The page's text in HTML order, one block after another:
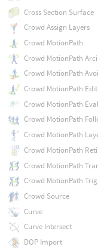
Cross Section Surface
Crowd Assign Layers
Crowd MotionPath
Crowd MotionPath
Crowd MotionPath
Crowd MotionPath Edit
Crowd MotionPath
Crowd MotionPath
Crowd MotionPath
Crowd MotionPath
Crowd MotionPath
Crowd MotionPath
Crowd Source
Curve
Curve Intersect
DOP Import